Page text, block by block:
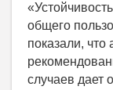
общего
показали, что
случаев дает